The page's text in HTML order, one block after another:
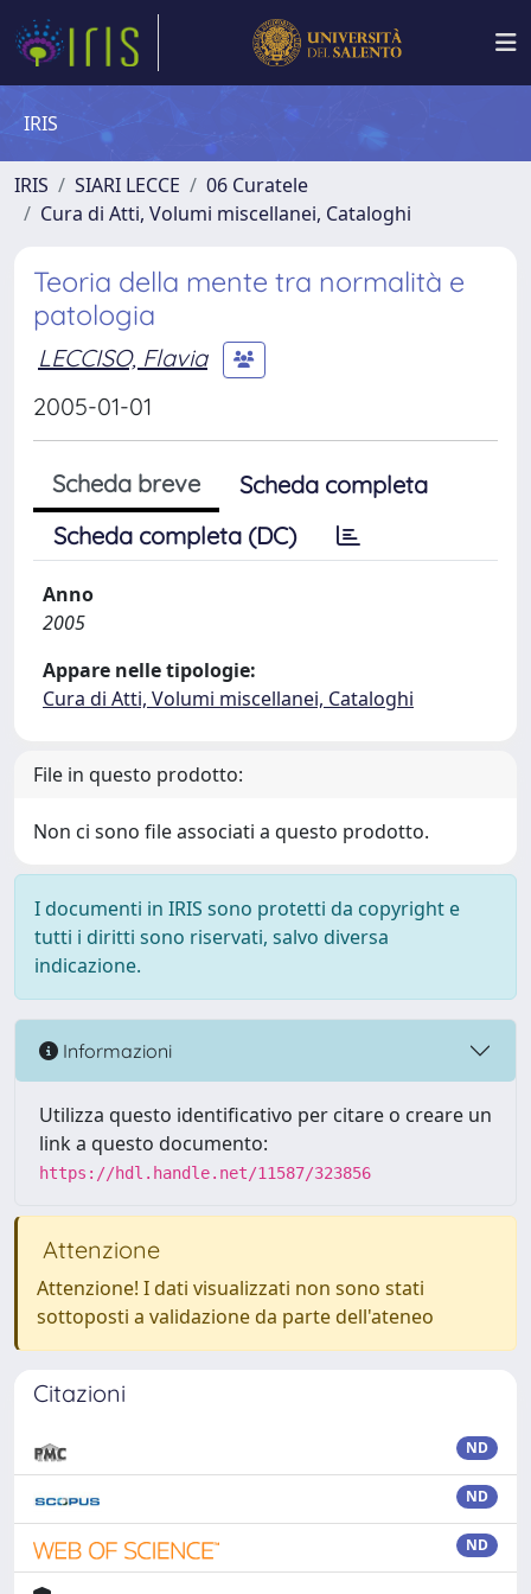
IRIS
IRIS SIARI LECCE
06 Curatele
Cura di Atti, Volumi miscellanei, Cataloghi
Teoria della mente tra normalità e
patologia
LECCISO, Flavia
2005-01-01
Scheda breve
Scheda completa
Scheda completa (DC)
Anno
2005
Appare nelle tipologie:
Cura di Atti, Volumi miscellanei, Cataloghi
File in questo prodotto:
Non ci sono file associati a questo prodotto.
I documenti in IRIS sono protetti da copyright e
tutti i diritti sono riservati, salvo diversa
indicazione.
Informazioni
Utilizza questo identificativo per citare o creare un
link a questo documento:
https://hdl.handle.net/11587/323856
Attenzione
Attenzione! I dati visualizzati non sono stati
sottoposti a validazione da parte dell'ateneo
Citazioni
ND
ND
ND